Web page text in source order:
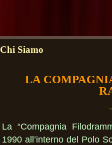
Chi Siamo
LA
La “Compagnia
1990 all’interno del Polo